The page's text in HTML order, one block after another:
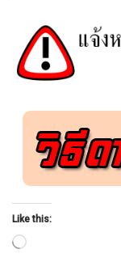
Like this:
Loading…